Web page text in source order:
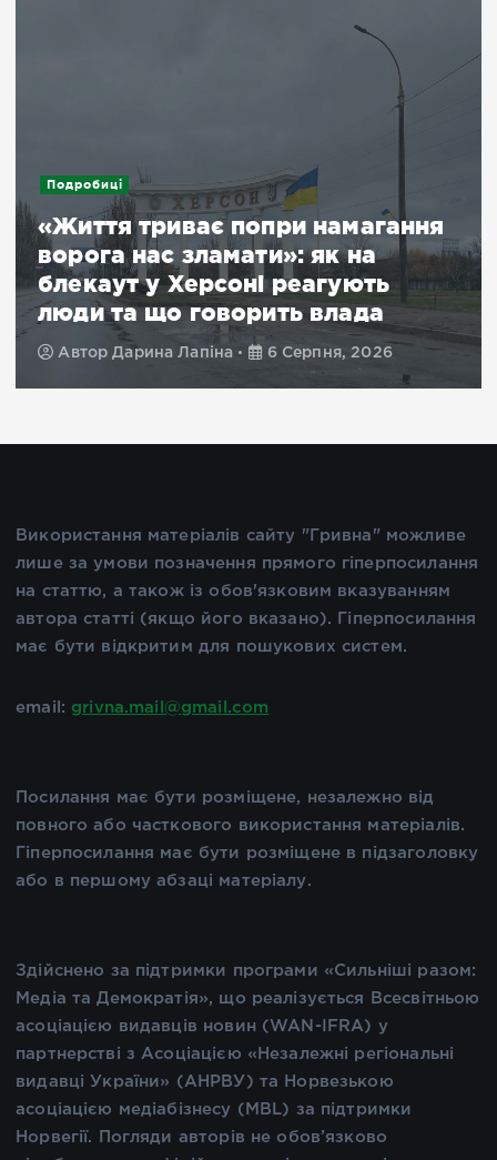
Подробиці
«Життя триває попри намагання
ворога нас зламати»: як на
блекаут у Херсоні реагують
люди та що говорить влада
АвторДарина Лапіна 6 Серпня, 2026
Використання матеріалів сайту "Гривна" можливе
лише за умови позначення прямого гіперпосилання
на статтю, а також із обов'язковим вказуванням
автора статті (якщо його вказано). Гіперпосилання
має бути відкритим для пошукових систем.
email: grivna.mail@gmail.com
Посилання має бути розміщене, незалежно від
повного або часткового використання матеріалів.
Гіперпосилання має бути розміщене в підзаголовку
або в першому абзаці матеріалу.
Здійснено за підтримки програми «Сильніші разом:
Медіа та Демократія», що реалізується Всесвітньою
асоціацією видавців новин (WAN-IFRA) у
партнерстві з Асоціацією «Незалежні регіональні
видавці України» (АНРВУ) та Норвезькою
асоціацією медіабізнесу (MBL) за підтримки
Норвегії. Погляди авторів не обов’язково